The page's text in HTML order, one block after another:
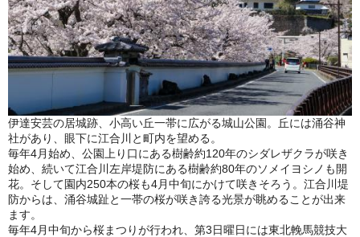
伊達安芸の居城跡、小高い丘一帯に広がる城山公園。丘には涌谷神
社があり、眼下に江合川と町内を望める。
毎年4月始め、公園上り口にある樹齢約120年のシダレザクラが咲き
始め、続いて江合川左岸堤防にある樹齢約80年のソメイヨシノも開
花。そして園内250本の桜も4月中旬にかけて咲きそろう。江合川堤
防からは、涌谷城趾と一帯の桜が咲き誇る光景が眺めることが出来
ます。
毎年4月中旬から桜まつりが行われ、第3日曜日には東北輓馬競技大